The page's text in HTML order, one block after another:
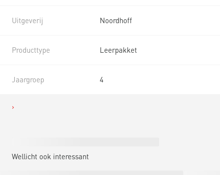
Uitgeverij Noordhoff
Producttype Leerpakket
Jaargroep 4
Wellicht ook interessant